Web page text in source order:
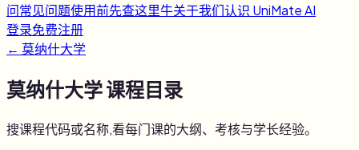
问常见问题使用前先查这里牛关于我们认识 UniMate AI
登录免费注册
← 莫纳什大学
莫纳什大学课程目录
搜课程代码或名称,看每门课的大纲、考核与学长经验。